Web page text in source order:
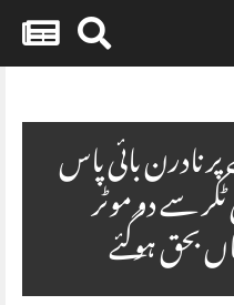
نادرن بائی پاس
سے دو موٹر
بحق ہوگئے